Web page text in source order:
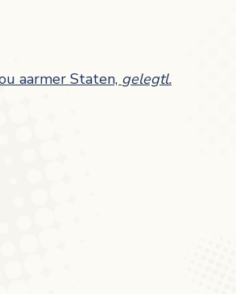
aarmer Staten, gelegtl.